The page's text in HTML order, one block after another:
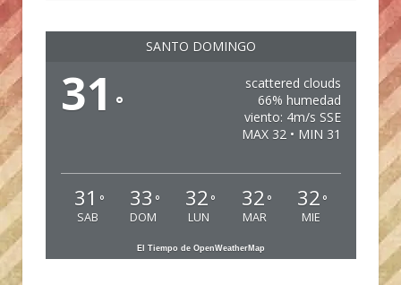
SANTO DOMINGO
31 °
scattered clouds
66% humedad
viento: 4m/s SSE
MAX 32 • MIN 31
31 °
SAB
33 °
DOM
32 °
LUN
32 °
MAR
32 °
MIE
El Tiempo de OpenWeatherMap